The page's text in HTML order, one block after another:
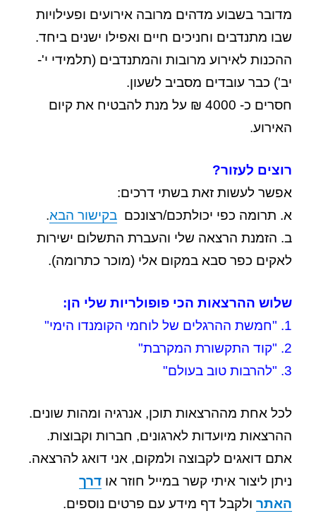
מדובר בשבוע מדהים מרובה אירועים ופעילויות
שבו מתנדבים וחניכים חיים ואפילו ישנים ביחד.
ההכנות לאירוע מרובות והמתנדבים (תלמידי י'-
יב') כבר עובדים מסביב לשעון.
חסרים כ- 4000 ₪ על מנת להבטיח את קיום
האירוע.
רוצים לעזור?
אפשר לעשות זאת בשתי דרכים:
א. תרומה כפי יכולתכם/רצונכם בקישור הבא.
ב. הזמנת הרצאה שלי והעברת התשלום ישירות
לאקים כפר סבא במקום אלי (מוכר כתרומה).
שלוש ההרצאות הכי פופולריות שלי הן:
1. "חמשת ההרגלים של לוחמי הקומנדו הימי"
2. "קוד התקשורת המקרבת"
3. "להרבות טוב בעולם"
לכל אחת מההרצאות תוכן, אנרגיה ומהות שונים.
ההרצאות מיועדות לארגונים, חברות וקבוצות.
אתם דואגים לקבוצה ולמקום, אני דואג להרצאה.
ניתן ליצור איתי קשר במייל חוזר אודרך
האתר ולקבל דף מידע עם פרטים נוספים.